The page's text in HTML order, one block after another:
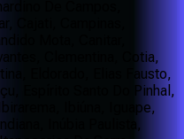
De Campos,
Cajati, Campinas,
Mota, Canitar,
Clementina, Cotia,
Eldorado, Elias Fausto,
Espírito Santo Do Pinhal,
Ibiúna, Iguape,
Inúbia Paulista,